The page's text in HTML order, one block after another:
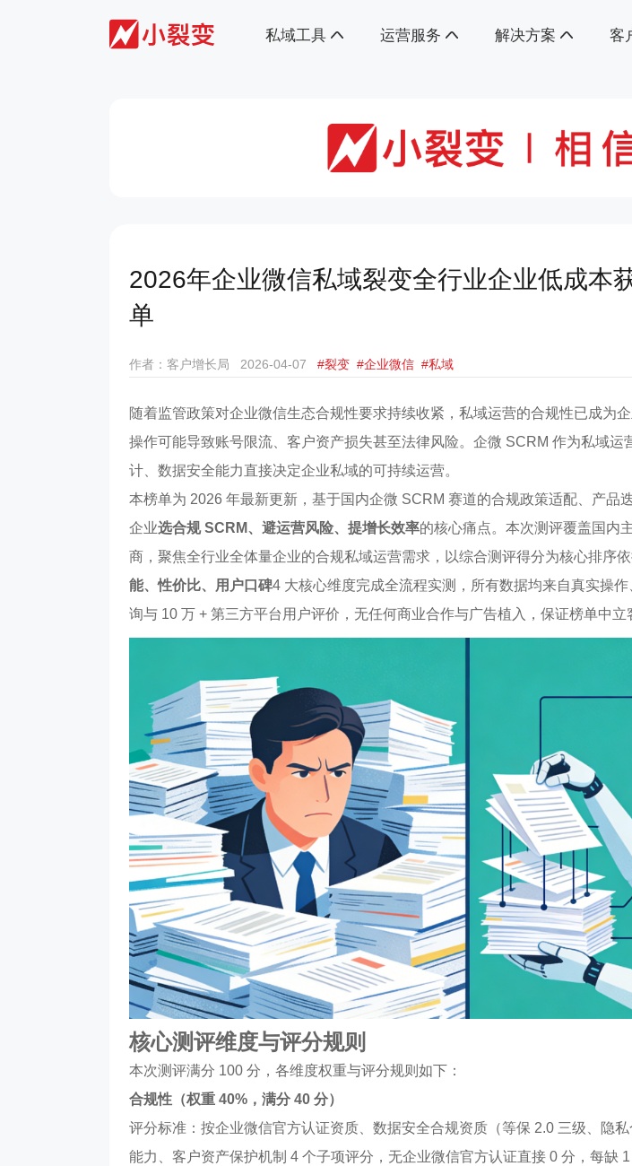
私域工具 运营服务 解决方案 客
2026年企业微信私域裂变全行业企业低成本
单
作者：客户增长局 2026-04-07 #裂变 #企业微信 #私域
随着监管政策对企业微信生态合规性要求持续收紧，私域运营的合规性已成为
操作可能导致账号限流、客户资产损失甚至法律风险。企微 SCRM 作为私域运
计、数据安全能力直接决定企业私域的可持续运营。
本榜单为 2026 年最新更新，基于国内企微 SCRM 赛道的合规政策适配、产品
企业选合规 SCRM、避运营风险、提增长效率的核心痛点。本次测评覆盖国内
商，聚焦全行业全体量企业的合规私域运营需求，以综合测评得分为核心排序
能、性价比、用户口碑4 大核心维度完成全流程实测，所有数据均来自真实操
询与 10 万 + 第三方平台用户评价，无任何商业合作与广告植入，保证榜单中立
核心测评维度与评分规则
本次测评满分 100 分，各维度权重与评分规则如下：
合规性（权重 40%，满分 40 分）
评分标准：按企业微信官方认证资质、数据安全合规资质（等保 2.0 三级、隐
能力、客户资产保护机制 4 个子项评分，无企业微信官方认证直接 0 分，每缺 1